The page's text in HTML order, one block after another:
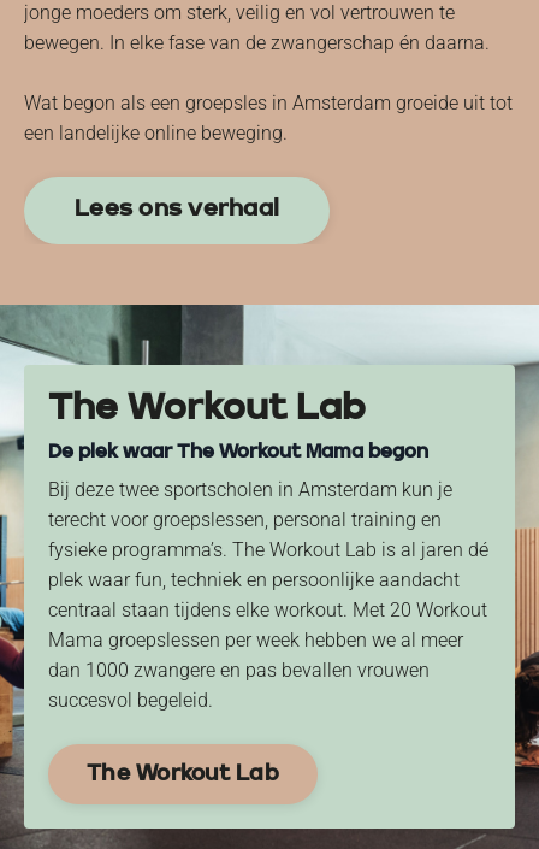
jonge moeders om sterk, veilig en vol vertrouwen te
bewegen. In elke fase van de zwangerschap én daarna.
Wat begon als een groepsles in Amsterdam groeide uit tot
een landelijke online beweging.
Lees ons verhaal
The Workout Lab
De plek waar The Workout Mama begon
Bij deze twee sportscholen in Amsterdam kun je
terecht voor groepslessen, personal training en
fysieke programma’s. The Workout Lab is al jaren dé
plek waar fun, techniek en persoonlijke aandacht
centraal staan tijdens elke workout. Met 20 Workout
Mama groepslessen per week hebben we al meer
dan 1000 zwangere en pas bevallen vrouwen
succesvol begeleid.
The Workout Lab